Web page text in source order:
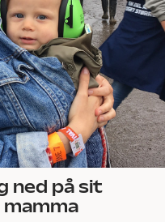
ned på sit